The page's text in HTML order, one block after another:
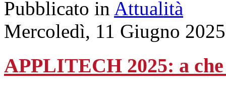
Pubblicato in Attualità
Mercoledì, 11 Giugno
APPLITECH 2025: a